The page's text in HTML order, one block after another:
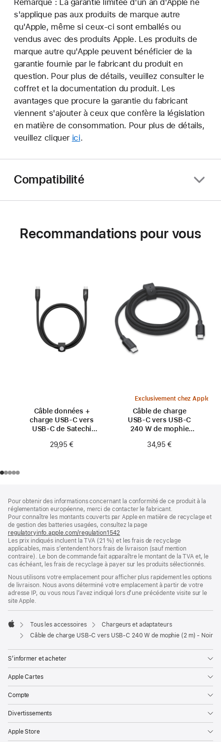
s'applique pas aux produits de marque autre
qu'Apple, même si ceux-ci sont emballés ou
vendus avec des produits Apple. Les produits de
marque autre qu'Apple peuvent bénéficier de la
garantie fournie par le fabricant du produit en
question. Pour plus de détails, veuillez consulter le
coffret et la documentation du produit. Les
avantages que procure la garantie du fabricant
viennent s'ajouter à ceux que confère la législation
en matière de consommation. Pour plus de détails,
veuillez cliquer ici.
Compatibilité
Recommandations pour vous
Câble données +
charge USB-C vers
USB-C de Satechi
29,95 €
Exclusivement chez Apple
Câble de charge
USB-C vers USB-C
240 W de mophie
34,95 €
de
page
de
bas
de
page
Pour obtenir des informations concernant la conformité de ce produit à la
réglementation européenne, merci de contacter le fabricant.
Pour connaître les montants couverts par Apple en matière de recyclage et
de gestion des batteries usagées, consultez la page
regulatoryinfo.apple.com/regulation1542
dans
une
nouvelle
fenêtre)
Les prix indiqués incluent la TVA (21 %) et les frais de recyclage
applicables, mais s’entendent hors frais de livraison (sauf mention
contraire). Le bon de commande fait apparaître le montant de la TVA et, le
cas échéant, les frais de recyclage à payer sur les produits sélectionnés.
Nous utilisons votre emplacement pour afficher plus rapidement les options
de livraison. Nous avons déterminé votre emplacement à partir de votre
adresse IP, ou vous nous l’avez indiqué lors d’une précédente visite sur le
site Apple.
Apple
Tous les accessoires
Chargeurs et adaptateurs
Câble de charge USB-C vers USB-C 240 W de mophie (2 m) - Noir
S’informer et acheter
Apple Cartes
Compte
Divertissements
Apple Store